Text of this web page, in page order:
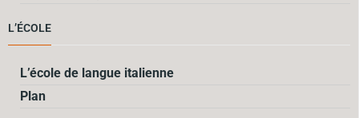
L’ÉCOLE
L’école de langue italienne
Plan